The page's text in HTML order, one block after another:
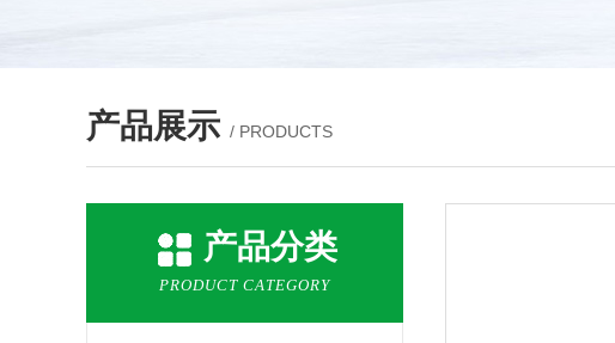
产品展示 / PRODUCTS
产品分类
PRODUCT CATEGORY